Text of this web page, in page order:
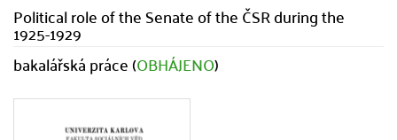
Political role of the Senate of the ČSR during the
1925-1929
bakalářská práce (OBHÁJENO)